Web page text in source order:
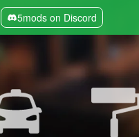
5mods on Discord